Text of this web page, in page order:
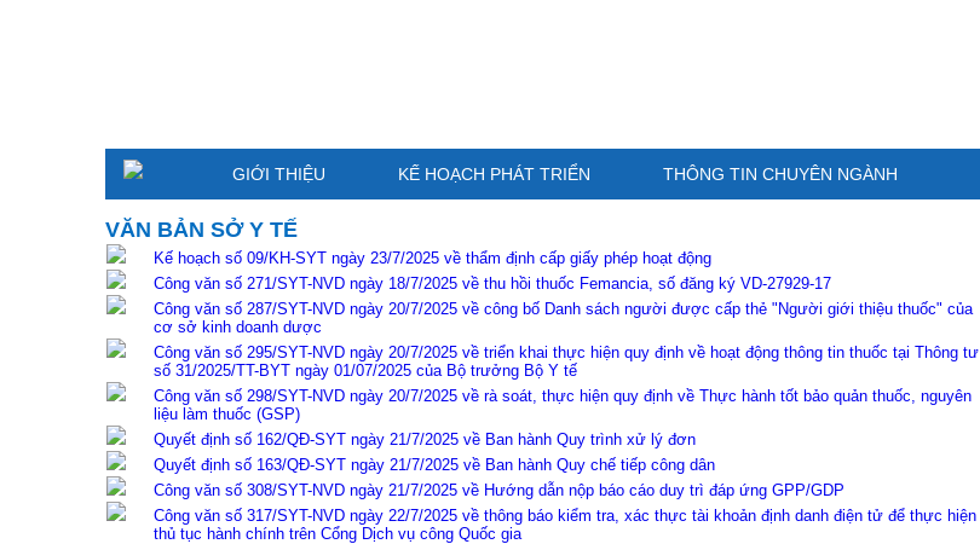
GIỚI THIỆU KẾ HOẠCH PHÁT TRIỂN THÔNG TIN CHUYÊN NGÀNH
VĂN BẢN SỞ Y TẾ
Kế hoạch số 09/KH-SYT ngày 23/7/2025 về thẩm định cấp giấy phép hoạt động
Công văn số 271/SYT-NVD ngày 18/7/2025 về thu hồi thuốc Femancia, số đăng ký VD-27929-17
Công văn số 287/SYT-NVD ngày 20/7/2025 về công bố Danh sách người được cấp thẻ "Người giới thiệu thuốc" của
cơ sở kinh doanh dược
Công văn số 295/SYT-NVD ngày 20/7/2025 về triển khai thực hiện quy định về hoạt động thông tin thuốc tại Thông tư
số 31/2025/TT-BYT ngày 01/07/2025 của Bộ trưởng Bộ Y tế
Công văn số 298/SYT-NVD ngày 20/7/2025 về rà soát, thực hiện quy định về Thực hành tốt bảo quản thuốc, nguyên
liệu làm thuốc (GSP)
Quyết định số 162/QĐ-SYT ngày 21/7/2025 về Ban hành Quy trình xử lý đơn
Quyết định số 163/QĐ-SYT ngày 21/7/2025 về Ban hành Quy chế tiếp công dân
Công văn số 308/SYT-NVD ngày 21/7/2025 về Hướng dẫn nộp báo cáo duy trì đáp ứng GPP/GDP
Công văn số 317/SYT-NVD ngày 22/7/2025 về thông báo kiểm tra, xác thực tài khoản định danh điện tử để thực hiện
thủ tục hành chính trên Cổng Dịch vụ công Quốc gia